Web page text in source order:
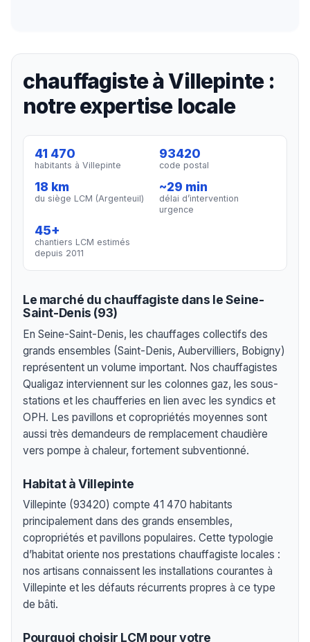
chauffagiste à Villepinte :
notre expertise locale
41 470
habitants à Villepinte
93420
code postal
18 km
du siège LCM (Argenteuil)
~29 min
délai d’intervention
urgence
45+
chantiers LCM estimés
depuis 2011
Le marché du chauffagiste dans le Seine-
Saint-Denis (93)
En Seine-Saint-Denis, les chauffages collectifs des
grands ensembles (Saint-Denis, Aubervilliers, Bobigny)
représentent un volume important. Nos chauffagistes
Qualigaz interviennent sur les colonnes gaz, les sous-
stations et les chaufferies en lien avec les syndics et
OPH. Les pavillons et copropriétés moyennes sont
aussi très demandeurs de remplacement chaudière
vers pompe à chaleur, fortement subventionné.
Habitat à Villepinte
Villepinte (93420) compte 41 470 habitants
principalement dans des grands ensembles,
copropriétés et pavillons populaires. Cette typologie
d’habitat oriente nos prestations chauffagiste locales :
nos artisans connaissent les installations courantes à
Villepinte et les défauts récurrents propres à ce type
de bâti.
Pourquoi choisir LCM pour votre